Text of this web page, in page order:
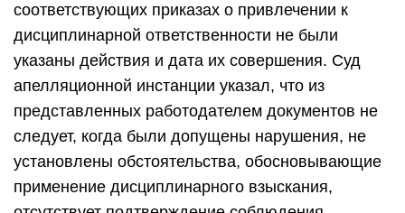
соответствующих приказах о привлечении к
дисциплинарной ответственности не были
указаны действия и дата их совершения. Суд
апелляционной инстанции указал, что из
представленных работодателем документов не
следует, когда были допущены нарушения, не
установлены обстоятельства, обосновывающие
применение дисциплинарного взыскания,